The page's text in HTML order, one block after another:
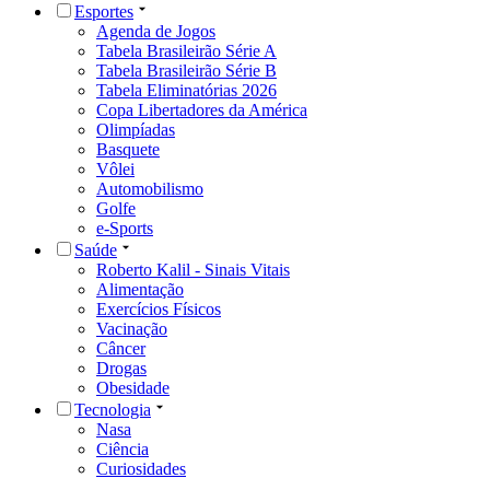
Esportes
Agenda de Jogos
Tabela Brasileirão Série A
Tabela Brasileirão Série B
Tabela Eliminatórias 2026
Copa Libertadores da América
Olimpíadas
Basquete
Vôlei
Automobilismo
Golfe
e-Sports
Saúde
Roberto Kalil - Sinais Vitais
Alimentação
Exercícios Físicos
Vacinação
Câncer
Drogas
Obesidade
Tecnologia
Nasa
Ciência
Curiosidades